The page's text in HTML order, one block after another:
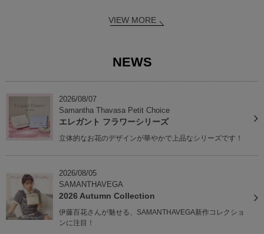
VIEW MORE
NEWS
2026/08/07
Samantha Thavasa Petit Choice
エレガント フラワーシリーズ
立体的なお花のデザインが華やかで上品なシリーズです！
2026/08/05
SAMANTHAVEGA
2026 Autumn Collection
伊藤百花さんが魅せる、SAMANTHAVEGA新作コレクショ
ンに注目！